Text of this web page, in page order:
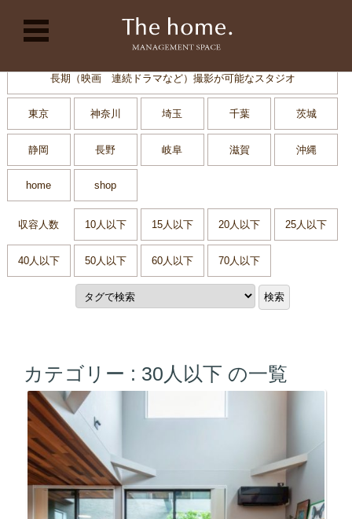
コンテンツに移動
長期（映画 連続ドラマなど）撮影が可能なスタジオ
東京 神奈川 埼玉 千葉 茨城
静岡 長野 岐阜 滋賀 沖縄
home shop
収容人数 10人以下 15人以下 20人以下 25人以下
40人以下 50人以下 60人以下 70人以下
カテゴリー : 30人以下 の一覧